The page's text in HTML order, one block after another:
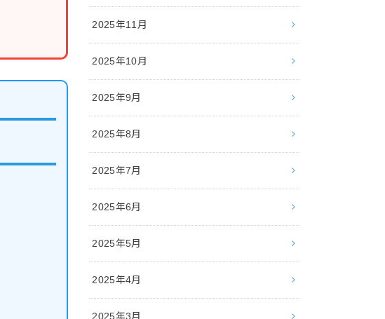
2025年11月
2025年10月
2025年9月
2025年8月
2025年7月
2025年6月
2025年5月
2025年4月
2025年3月